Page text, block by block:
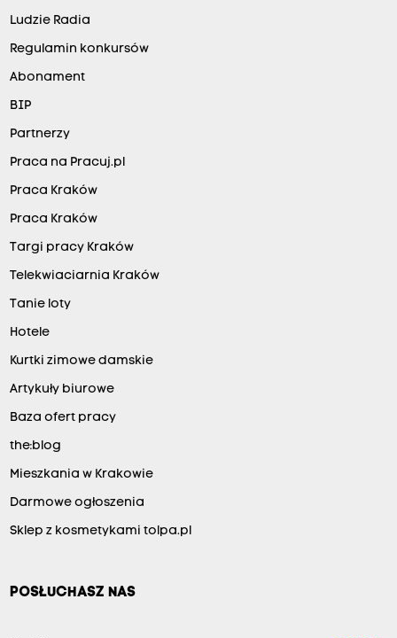
Ludzie Radia
Regulamin konkursów
Abonament
BIP
Partnerzy
Praca na Pracuj.pl
Praca Kraków
Praca Kraków
Targi pracy Kraków
Telekwiaciarnia Kraków
Tanie loty
Hotele
Kurtki zimowe damskie
Artykuły biurowe
Baza ofert pracy
the:blog
Mieszkania w Krakowie
Darmowe ogłoszenia
Sklep z kosmetykami tolpa.pl
POSŁUCHASZ NAS